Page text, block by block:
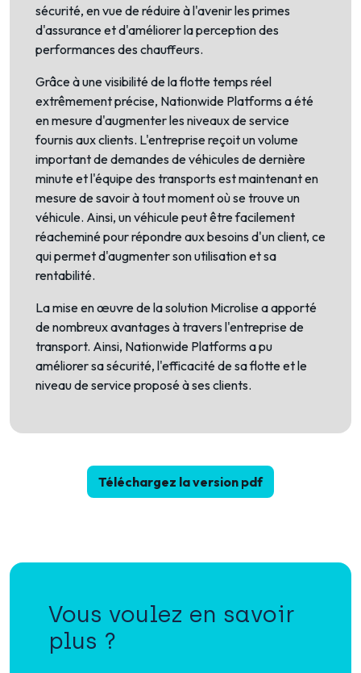
sécurité, en vue de réduire à l'avenir les primes
d'assurance et d'améliorer la perception des
performances des chauffeurs.
Grâce à une visibilité de la flotte temps réel
extrêmement précise, Nationwide Platforms a été
en mesure d'augmenter les niveaux de service
fournis aux clients. L'entreprise reçoit un volume
important de demandes de véhicules de dernière
minute et l'équipe des transports est maintenant en
mesure de savoir à tout moment où se trouve un
véhicule. Ainsi, un véhicule peut être facilement
réacheminé pour répondre aux besoins d'un client, ce
qui permet d'augmenter son utilisation et sa
rentabilité.
La mise en œuvre de la solution Microlise a apporté
de nombreux avantages à travers l'entreprise de
transport. Ainsi, Nationwide Platforms a pu
améliorer sa sécurité, l'efficacité de sa flotte et le
niveau de service proposé à ses clients.
Téléchargez la version pdf
Vous voulez en savoir
plus ?